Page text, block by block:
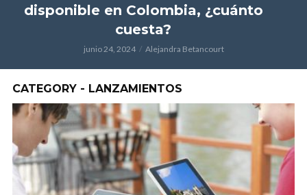
disponible en Colombia, ¿cuánto
cuesta?
junio 24, 2024 Alejandra Betancourt
CATEGORY - LANZAMIENTOS